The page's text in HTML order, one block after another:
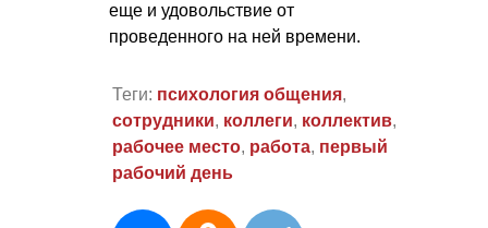
еще и удовольствие от
проведенного на ней времени.
Теги: психология общения,
сотрудники, коллеги, коллектив,
рабочее место, работа, первый
рабочий день